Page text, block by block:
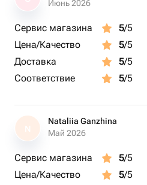
Июнь 2026
Сервис магазина 5/5
Цена/Качество
5/5
Доставка
5/5
Соответствие
5/5
N
Nataliia Ganzhina
Май 2026
Сервис магазина 5/5
Цена/Качество
5/5